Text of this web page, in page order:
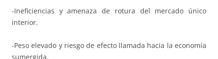
-Ineficiencias y amenaza de rotura del mercado único
interior.
-Peso elevado y riesgo de efecto llamada hacia la economía
sumergida.